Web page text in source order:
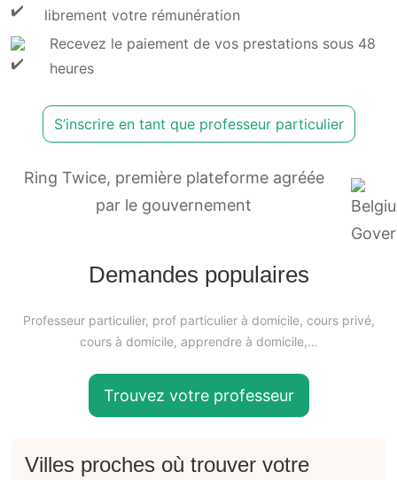
librement votre rémunération
Recevez le paiement de vos prestations sous 48
heures
S’inscrire en tant que professeur particulier
Ring Twice, première plateforme agréée
par le gouvernement
Demandes populaires
Professeur particulier, prof particulier à domicile, cours privé,
cours à domicile, apprendre à domicile,…
Trouvez votre professeur
Villes proches où trouver votre